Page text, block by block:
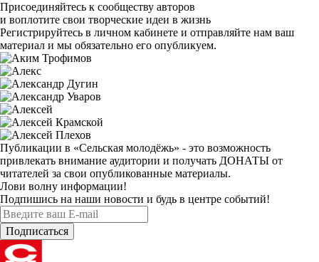
Присоединяйтесь к сообществу авторов
и воплотите свои творческие идеи в жизнь
Регистрируйтесь в личном кабинете и отправляйте нам ваш
материал и мы обязательно его опубликуем.
Публикации в «Сельская молодёжь» - это возможность
привлекать внимание аудитории и получать ДОНАТЫ от
читателей за свои опубликованные материалы.
Лови волну информации!
Подпишись на наши новости и будь в центре событий!